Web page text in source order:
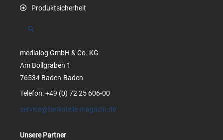
Produktsicherheit
Suchen
medialog GmbH & Co. KG
Am Bollgraben 1
76534 Baden-Baden
Telefon: +49 (0) 72 25 606-00
service@tankstelle-magazin.de
Unsere Partner